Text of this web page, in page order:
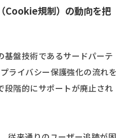
Cookie規制）の動向を把
基盤技術であるサードパーテ
ライバシー保護強化の流れを
段階的にサポートが廃止され